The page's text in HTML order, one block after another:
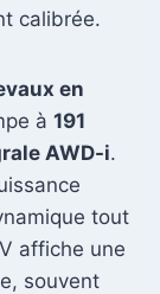
calibrée.
en
à 191
AWD-i.
tout
affiche une
souvent